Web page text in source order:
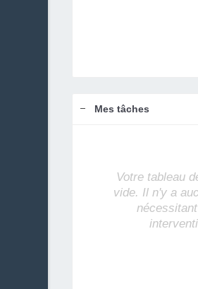
Mes tâches
Votre tableau
vide. Il n'y a